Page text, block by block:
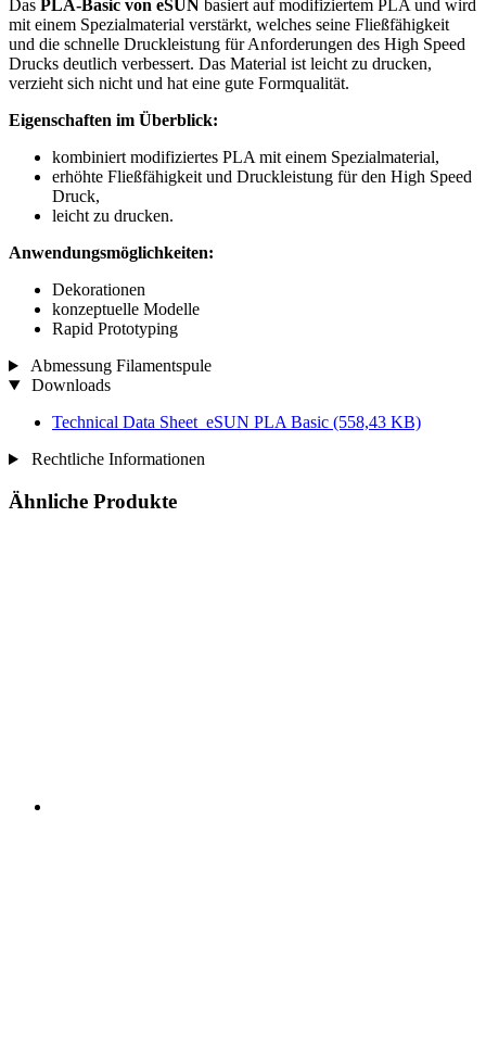
Das PLA-Basic von eSUN basiert auf modifiziertem PLA und wird
mit einem Spezialmaterial verstärkt, welches seine Fließfähigkeit
und die schnelle Druckleistung für Anforderungen des High Speed
Drucks deutlich verbessert. Das Material ist leicht zu drucken,
verzieht sich nicht und hat eine gute Formqualität.
Eigenschaften im Überblick:
kombiniert modifiziertes PLA mit einem Spezialmaterial,
erhöhte Fließfähigkeit und Druckleistung für den High Speed
Druck,
leicht zu drucken.
Anwendungsmöglichkeiten:
Dekorationen
konzeptuelle Modelle
Rapid Prototyping
Abmessung Filamentspule
Downloads
Technical Data Sheet_eSUN PLA Basic (558,43 KB)
Rechtliche Informationen
Ähnliche Produkte